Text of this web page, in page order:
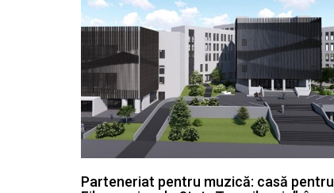
Parteneriat pentru muzică: casă pentru